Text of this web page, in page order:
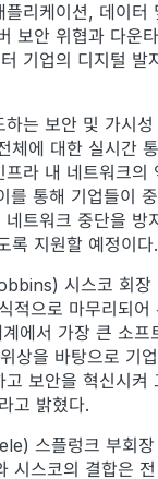
리케이션, 데이터
보안 위협과 다운
기업의 디지털 발
는 보안 및 가시
체에 대한 실시간
라 내 네트워크의
를 통해 기업들이
트워크 중단을 방
록 지원할 예정이다.
시스코 회장
적으로 마무리되어
에서 가장 큰 소프
상을 바탕으로 기
고 보안을 혁신시켜
고 밝혔다.
스플렁크 부회장
시스코의 결합은 전